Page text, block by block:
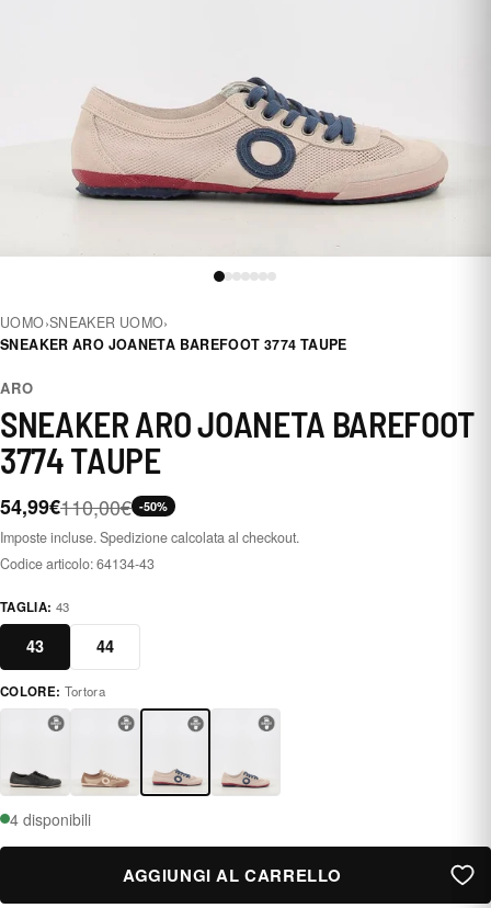
UOMO›SNEAKER UOMO›
SNEAKER ARO JOANETA BAREFOOT 3774 TAUPE
ARO
SNEAKER ARO JOANETA BAREFOOT
3774 TAUPE
54,99€110,00€ -50%
Imposte incluse. Spedizione calcolata al checkout.
Codice articolo:64134-43
TAGLIA: 43
43 44
taupe
COLORE: Tortora
4 disponibili
AGGIUNGI AL CARRELLO